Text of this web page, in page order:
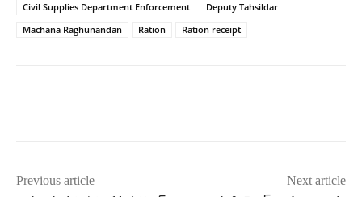
Civil Supplies Department Enforcement
Deputy Tahsildar
Machana Raghunandan
Ration Ration receipt
Previous article
Next article